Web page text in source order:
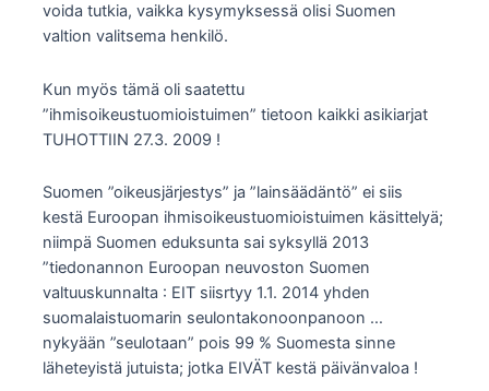
voida tutkia, vaikka kysymyksessä olisi Suomen
valtion valitsema henkilö.
Kun myös tämä oli saatettu
”ihmisoikeustuomioistuimen” tietoon kaikki asikiarjat
TUHOTTIIN 27.3. 2009 !
Suomen ”oikeusjärjestys” ja ”lainsäädäntö” ei siis
kestä Euroopan ihmisoikeustuomioistuimen käsittelyä;
niimpä Suomen eduksunta sai syksyllä 2013
”tiedonannon Euroopan neuvoston Suomen
valtuuskunnalta : EIT siisrtyy 1.1. 2014 yhden
suomalaistuomarin seulontakonoonpanoon …
nykyään ”seulotaan” pois 99 % Suomesta sinne
läheteyistä jutuista; jotka EIVÄT kestä päivänvaloa !